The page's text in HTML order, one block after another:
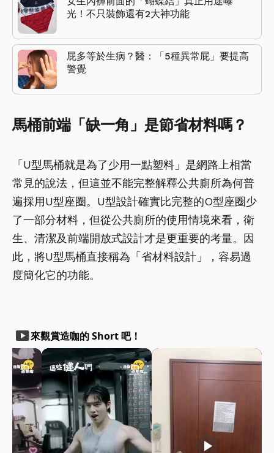
光！不只裝飾還有2大神功能
屁多等於生病？醫：「5種異常屁」要提高
警覺
馬桶前端「缺一角」是節省材料嗎？
「U型馬桶就是為了少用一點塑料」是網路上相當
常見的說法，但這並不能完整解釋公共廁所為何普
遍採用U型座圈。U型設計確實比完整的O型座圈少
了一部分材料，但從公共廁所的使用情境來看，衛
生、清潔及前端開放式設計才是更重要的考量。因
此，將U型馬桶直接稱為「省材料設計」，容易過
度簡化它的功能。
smart_display來觀賞造咖的 Short 吧！
play_arrow play_arrow